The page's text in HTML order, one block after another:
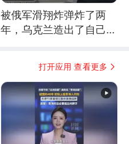
被俄军滑翔炸弹炸了两
年，乌克兰造出了自己
打开应用 查看更多